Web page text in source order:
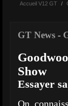
Accueil V12 GT /
GT News -
Show
Essayer
On